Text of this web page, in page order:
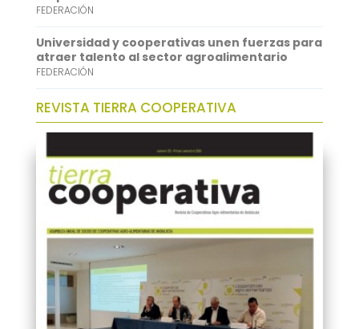
FEDERACIÓN
Universidad y cooperativas unen fuerzas para
atraer talento al sector agroalimentario
FEDERACIÓN
REVISTA TIERRA COOPERATIVA